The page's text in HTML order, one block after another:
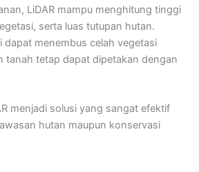
LiDAR mampu menghitung tinggi
serta luas tutupan hutan.
dapat menembus celah vegetasi
tanah tetap dapat dipetakan dengan
menjadi solusi yang sangat efektif
hutan maupun konservasi